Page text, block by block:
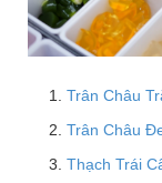
Trân Châu
Trân Châu
Thạch Trái